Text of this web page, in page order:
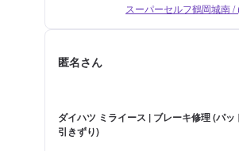
スーパーセルフ鶴岡城南
匿名さん
ダイハツ ミライース | ブレーキ修理 (パッ
引きずり)